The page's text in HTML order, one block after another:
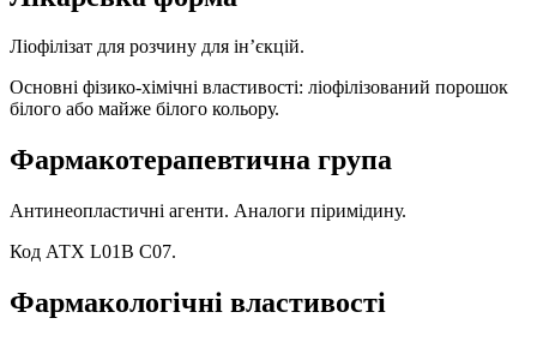
Ліофілізат для розчину для ін’єкцій.
Основні фізико-хімічні властивості: ліофілізований порошок
білого або майже білого кольору.
Фармакотерапевтична група
Антинеопластичні агенти. Аналоги піримідину.
Код АТХ L01B C07.
Фармакологічні властивості